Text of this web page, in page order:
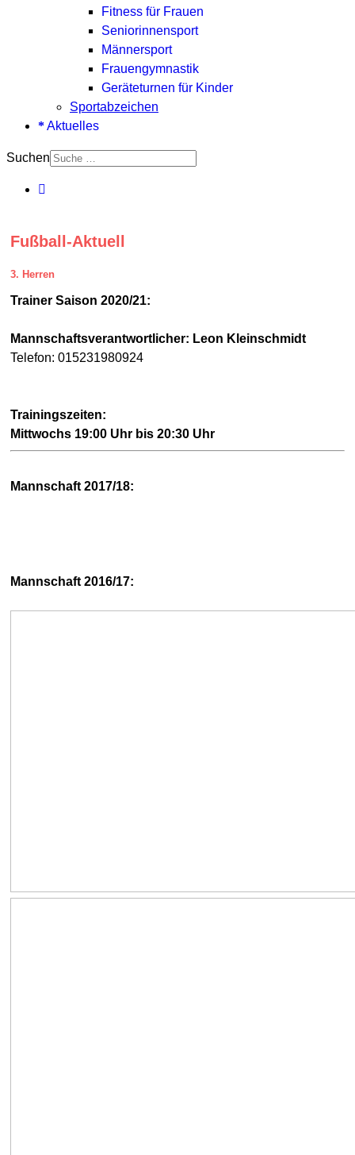
Fitness für Frauen
Seniorinnensport
Männersport
Frauengymnastik
Geräteturnen für Kinder
Sportabzeichen
Aktuelles
Suchen
Fußball-Aktuell
3. Herren
Trainer Saison 2020/21:
Mannschaftsverantwortlicher: Leon Kleinschmidt
Telefon: 015231980924
Trainingszeiten:
Mittwochs 19:00 Uhr bis 20:30 Uhr
Mannschaft 2017/18:
Mannschaft 2016/17: